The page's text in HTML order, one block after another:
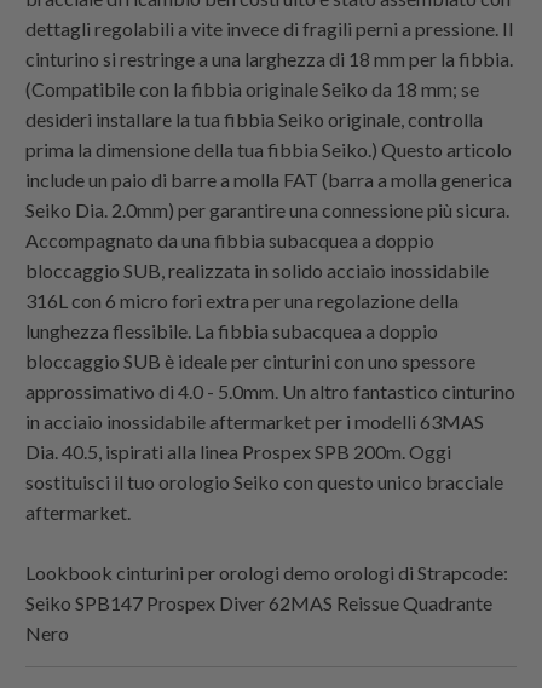
dettagli regolabili a vite invece di fragili perni a pressione. Il
cinturino si restringe a una larghezza di 18 mm per la fibbia.
(Compatibile con la fibbia originale Seiko da 18 mm; se
desideri installare la tua fibbia Seiko originale, controlla
prima la dimensione della tua fibbia Seiko.) Questo articolo
include un paio di barre a molla FAT (barra a molla generica
Seiko Dia. 2.0mm) per garantire una connessione più sicura.
Accompagnato da una fibbia subacquea a doppio
bloccaggio SUB, realizzata in solido acciaio inossidabile
316L con 6 micro fori extra per una regolazione della
lunghezza flessibile. La fibbia subacquea a doppio
bloccaggio SUB è ideale per cinturini con uno spessore
approssimativo di 4.0 - 5.0mm. Un altro fantastico cinturino
in acciaio inossidabile aftermarket per i modelli 63MAS
Dia. 40.5, ispirati alla linea Prospex SPB 200m. Oggi
sostituisci il tuo orologio Seiko con questo unico bracciale
aftermarket.
Lookbook cinturini per orologi demo orologi diStrapcode:
Seiko SPB147 Prospex Diver 62MAS Reissue Quadrante
Nero